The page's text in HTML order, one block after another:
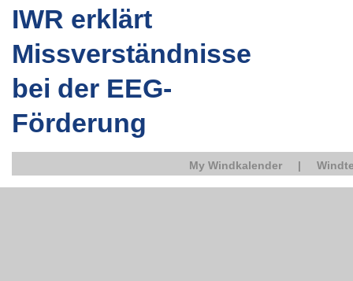
IWR erklärt
Missverständnisse
bei der EEG-
Förderung
My Windkalender |